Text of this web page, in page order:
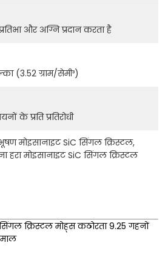
और अग्नि प्रदान करता है
(3.52 ग्राम/सेमी³)
के प्रति प्रतिरोधी
मोइसानाइट SiC सिंगल क्रिस्टल,
हरा मोइसानाइट SiC सिंगल क्रिस्टल
क्रिस्टल मोह्स कठोरता 9.25 गहनों